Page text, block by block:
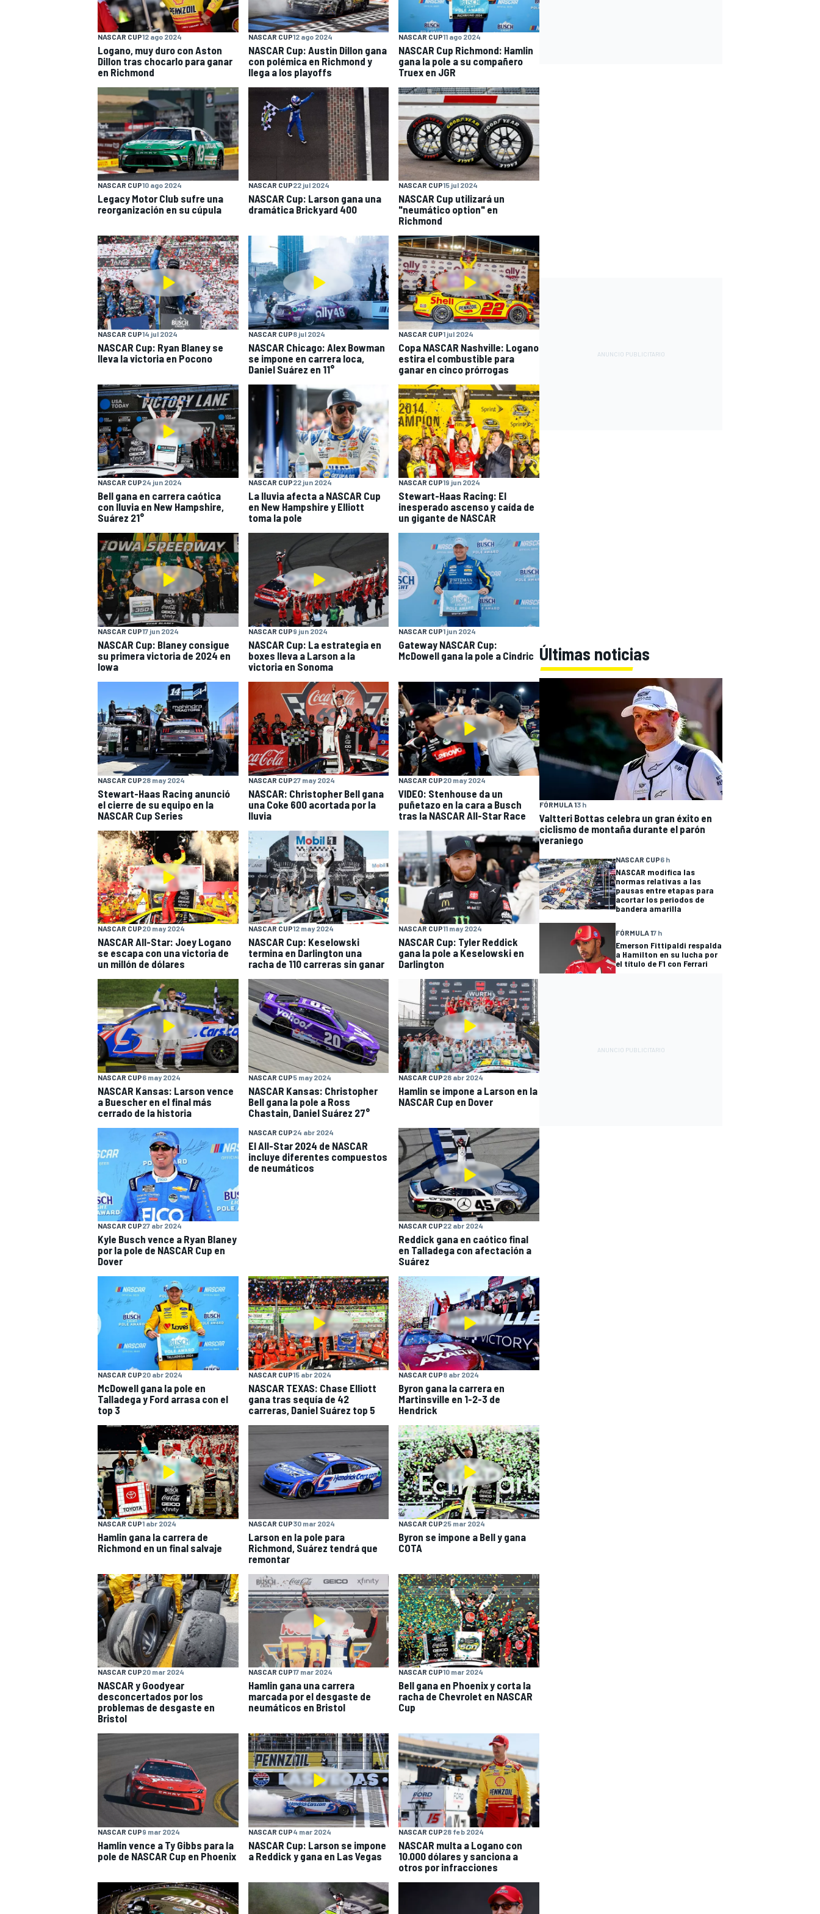
FÓRMULA E MOTO
NASCARINDYCARSPORTSCAR RALLY TURISMO
MÁS
NASCAR CUP12 ago 2024
Logano, muy duro con Aston
Dillon tras chocarlo para ganar
en Richmond
NASCAR CUP12 ago 2024
NASCAR Cup: Austin Dillon gana
con polémica en Richmond y
llega a los playoffs
NASCAR CUP11 ago 2024
NASCAR Cup Richmond: Hamlin
gana la pole a su compañero
Truex en JGR
NASCAR CUP10 ago 2024
Legacy Motor Club sufre una
reorganización en su cúpula
NASCAR CUP22 jul 2024
NASCAR Cup: Larson gana una
dramática Brickyard 400
NASCAR CUP15 jul 2024
NASCAR Cup utilizará un
"neumático option" en
Richmond
NASCAR CUP14 jul 2024
NASCAR Cup: Ryan Blaney se
lleva la victoria en Pocono
NASCAR CUP8 jul 2024
NASCAR Chicago: Alex Bowman
se impone en carrera loca,
Daniel Suárez en 11°
NASCAR CUP1 jul 2024
Copa NASCAR Nashville: Logano
estira el combustible para
ganar en cinco prórrogas
NASCAR CUP24 jun 2024
Bell gana en carrera caótica
con lluvia en New Hampshire,
Suárez 21°
NASCAR CUP22 jun 2024
La lluvia afecta a NASCAR Cup
en New Hampshire y Elliott
toma la pole
NASCAR CUP19 jun 2024
Stewart-Haas Racing: El
inesperado ascenso y caída de
un gigante de NASCAR
NASCAR CUP17 jun 2024
NASCAR Cup: Blaney consigue
su primera victoria de 2024 en
Iowa
NASCAR CUP9 jun 2024
NASCAR Cup: La estrategia en
boxes lleva a Larson a la
victoria en Sonoma
NASCAR CUP1 jun 2024
Gateway NASCAR Cup:
McDowell gana la pole a Cindric
NASCAR CUP28 may 2024
Stewart-Haas Racing anunció
el cierre de su equipo en la
NASCAR Cup Series
NASCAR CUP27 may 2024
NASCAR: Christopher Bell gana
una Coke 600 acortada por la
lluvia
NASCAR CUP20 may 2024
VIDEO: Stenhouse da un
puñetazo en la cara a Busch
tras la NASCAR All-Star Race
NASCAR CUP20 may 2024
NASCAR All-Star: Joey Logano
se escapa con una victoria de
un millón de dólares
NASCAR CUP12 may 2024
NASCAR Cup: Keselowski
termina en Darlington una
racha de 110 carreras sin ganar
NASCAR CUP11 may 2024
NASCAR Cup: Tyler Reddick
gana la pole a Keselowski en
Darlington
NASCAR CUP6 may 2024
NASCAR Kansas: Larson vence
a Buescher en el final más
cerrado de la historia
NASCAR CUP5 may 2024
NASCAR Kansas: Christopher
Bell gana la pole a Ross
Chastain, Daniel Suárez 27°
NASCAR CUP28 abr 2024
Hamlin se impone a Larson en la
NASCAR Cup en Dover
NASCAR CUP27 abr 2024
Kyle Busch vence a Ryan Blaney
por la pole de NASCAR Cup en
Dover
NASCAR CUP24 abr 2024
El All-Star 2024 de NASCAR
incluye diferentes compuestos
de neumáticos
NASCAR CUP22 abr 2024
Reddick gana en caótico final
en Talladega con afectación a
Suárez
NASCAR CUP20 abr 2024
McDowell gana la pole en
Talladega y Ford arrasa con el
top 3
NASCAR CUP15 abr 2024
NASCAR TEXAS: Chase Elliott
gana tras sequía de 42
carreras, Daniel Suárez top 5
NASCAR CUP8 abr 2024
Byron gana la carrera en
Martinsville en 1-2-3 de
Hendrick
NASCAR CUP1 abr 2024
Hamlin gana la carrera de
Richmond en un final salvaje
NASCAR CUP30 mar 2024
Larson en la pole para
Richmond, Suárez tendrá que
remontar
NASCAR CUP25 mar 2024
Byron se impone a Bell y gana
COTA
NASCAR CUP20 mar 2024
NASCAR y Goodyear
desconcertados por los
problemas de desgaste en
Bristol
NASCAR CUP17 mar 2024
Hamlin gana una carrera
marcada por el desgaste de
neumáticos en Bristol
NASCAR CUP10 mar 2024
Bell gana en Phoenix y corta la
racha de Chevrolet en NASCAR
Cup
NASCAR CUP9 mar 2024
Hamlin vence a Ty Gibbs para la
pole de NASCAR Cup en Phoenix
NASCAR CUP4 mar 2024
NASCAR Cup: Larson se impone
a Reddick y gana en Las Vegas
NASCAR CUP28 feb 2024
NASCAR multa a Logano con
10.000 dólares y sanciona a
otros por infracciones
Últimas noticias
FÓRMULA 13 h
Valtteri Bottas celebra un gran éxito en
ciclismo de montaña durante el parón
veraniego
NASCAR CUP6 h
NASCAR modifica las
normas relativas a las
pausas entre etapas para
acortar los periodos de
bandera amarilla
FÓRMULA 17 h
Emerson Fittipaldi respalda
a Hamilton en su lucha por
el título de F1 con Ferrari